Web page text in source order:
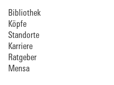
Bibliothek
Köpfe
Standorte
Karriere
Ratgeber
Mensa